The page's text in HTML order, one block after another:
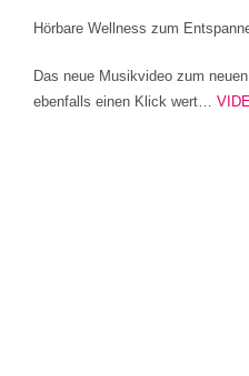
Hörbare Wellness zum
Das neue Musikvideo zum
ebenfalls einen Klick wert…